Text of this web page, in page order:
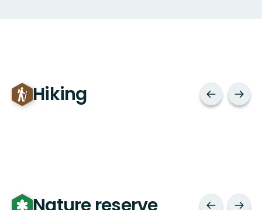
Hiking
Nature reserve